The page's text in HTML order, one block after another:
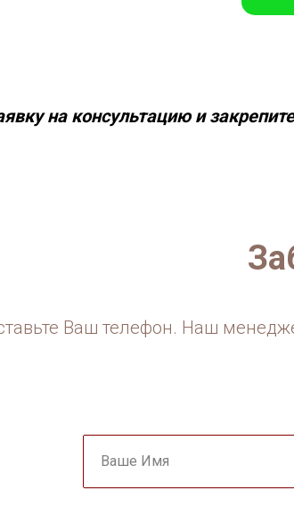
на консультацию и
Ваш телефон. Наш
Ваше Имя